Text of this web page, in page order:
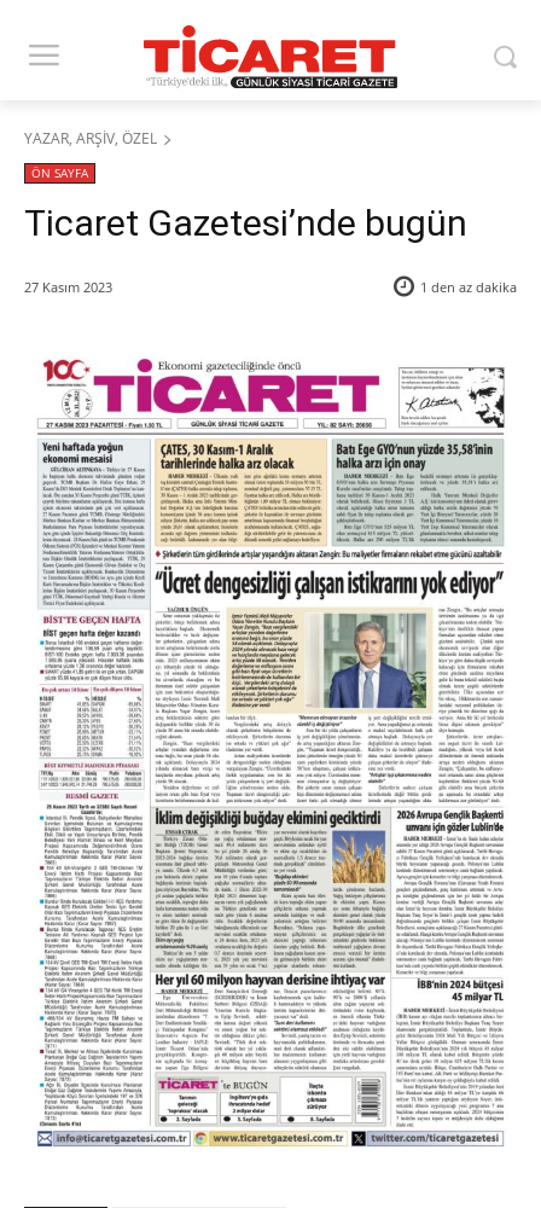
YAZAR, ARŞİV, ÖZEL
ÖN SAYFA
Ticaret Gazetesi’nde bugün
27 Kasım 2023 1 den az dakika